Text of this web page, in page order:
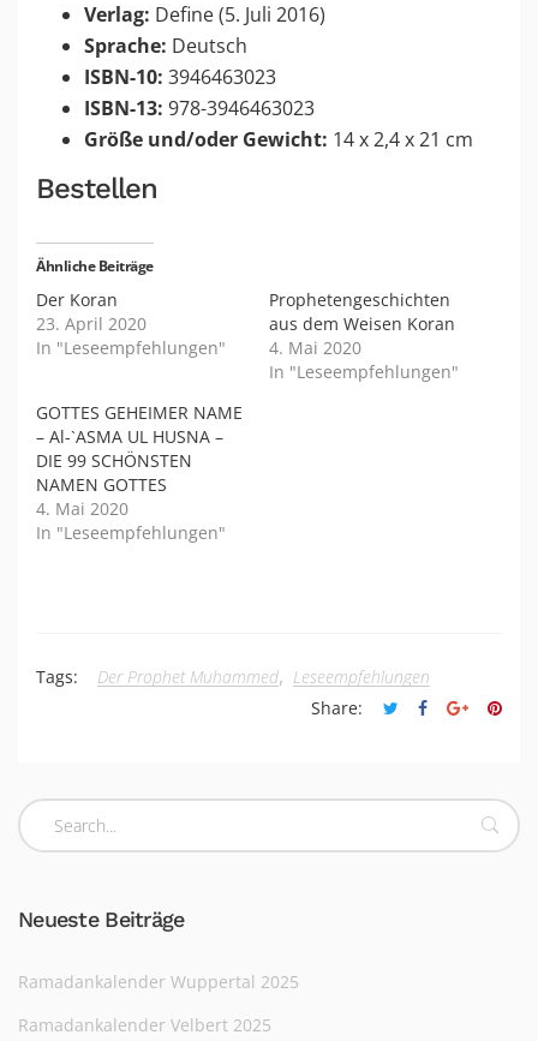
Verlag: Define (5. Juli 2016)
Sprache: Deutsch
ISBN-10: 3946463023
ISBN-13: 978-3946463023
Größe und/oder Gewicht: 14 x 2,4 x 21 cm
Bestellen
Ähnliche Beiträge
Der Koran
23. April 2020
In "Leseempfehlungen"
Prophetengeschichten
aus dem Weisen Koran
4. Mai 2020
In "Leseempfehlungen"
GOTTES GEHEIMER NAME
– Al-`ASMA UL HUSNA –
DIE 99 SCHÖNSTEN
NAMEN GOTTES
4. Mai 2020
In "Leseempfehlungen"
Tags: Der Prophet Muhammed, Leseempfehlungen
Share:
Neueste Beiträge
Ramadankalender Wuppertal 2025
Ramadankalender Velbert 2025